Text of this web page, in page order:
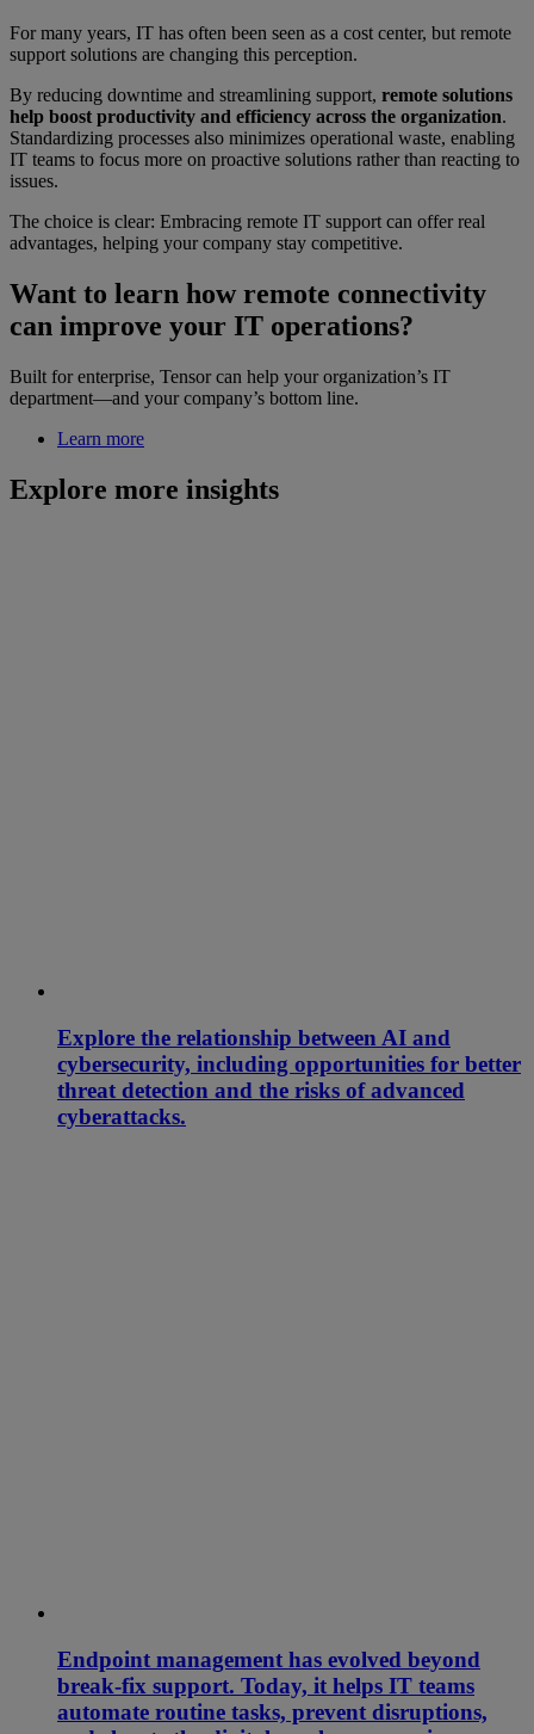
For many years, IT has often been seen as a cost center, but remote
support solutions are changing this perception.
By reducing downtime and streamlining support, remote solutions
help boost productivity and efficiency across the organization.
Standardizing processes also minimizes operational waste, enabling
IT teams to focus more on proactive solutions rather than reacting to
issues.
The choice is clear: Embracing remote IT support can offer real
advantages, helping your company stay competitive.
Want to learn how remote connectivity
can improve your IT operations?
Built for enterprise, Tensor can help your organization’s IT
department—and your company’s bottom line.
Learn more
Explore more insights
Explore the relationship between AI and
cybersecurity, including opportunities for better
threat detection and the risks of advanced
cyberattacks.
Endpoint management has evolved beyond
break-fix support. Today, it helps IT teams
automate routine tasks, prevent disruptions,